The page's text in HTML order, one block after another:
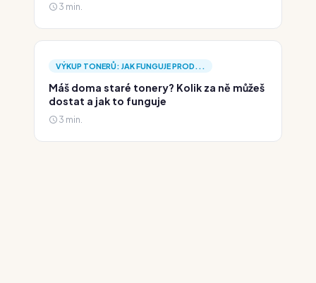
3 min.
VÝKUP TONERŮ: JAK FUNGUJE PROD...
Máš doma staré tonery? Kolik za ně můžeš
dostat a jak to funguje
3 min.